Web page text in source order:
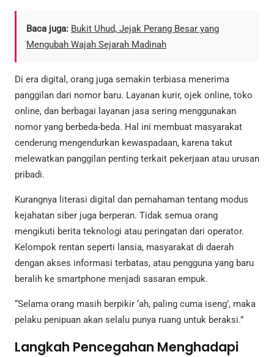
Baca juga: Bukit Uhud, Jejak Perang Besar yang
Mengubah Wajah Sejarah Madinah
Di era digital, orang juga semakin terbiasa menerima
panggilan dari nomor baru. Layanan kurir, ojek online, toko
online, dan berbagai layanan jasa sering menggunakan
nomor yang berbeda-beda. Hal ini membuat masyarakat
cenderung mengendurkan kewaspadaan, karena takut
melewatkan panggilan penting terkait pekerjaan atau urusan
pribadi.
Kurangnya literasi digital dan pemahaman tentang modus
kejahatan siber juga berperan. Tidak semua orang
mengikuti berita teknologi atau peringatan dari operator.
Kelompok rentan seperti lansia, masyarakat di daerah
dengan akses informasi terbatas, atau pengguna yang baru
beralih ke smartphone menjadi sasaran empuk.
“Selama orang masih berpikir ‘ah, paling cuma iseng’, maka
pelaku penipuan akan selalu punya ruang untuk beraksi.”
Langkah Pencegahan Menghadapi